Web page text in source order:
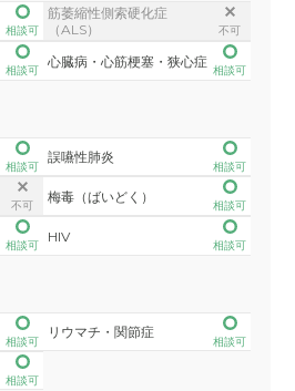
相談可
筋萎縮性側索硬化症
（ALS）
不可
相談可
心臓病・心筋梗塞・狭心症
相談可
相談可
誤嚥性肺炎
相談可
不可
梅毒（ばいどく）
相談可
相談可
HIV
相談可
相談可
リウマチ・関節症
相談可
相談可